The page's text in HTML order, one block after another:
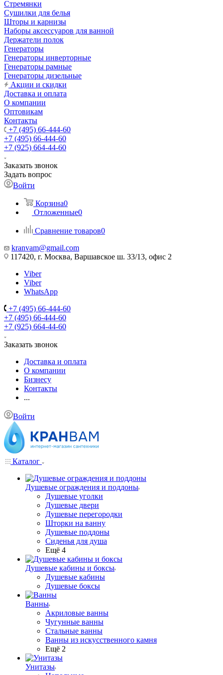
Стремянки
Сушилки для белья
Шторы и карнизы
Наборы аксессуаров для ванной
Держатели полок
Генераторы
Генераторы инверторные
Генераторы рамные
Генераторы дизельные
Акции и скидки
Доставка и оплата
О компании
Оптовикам
Контакты
+7 (495) 66-444-60
+7 (495) 66-444-60
+7 (925) 664-44-60
Заказать звонок
Задать вопрос
Войти
Корзина0
Отложенные0
Сравнение товаров0
kranvam@gmail.com
117420, г. Москва, Варшавское ш. 33/13, офис 2
Viber
Viber
WhatsApp
+7 (495) 66-444-60
+7 (495) 66-444-60
+7 (925) 664-44-60
Заказать звонок
Доставка и оплата
О компании
Бизнесу
Контакты
...
Войти
Каталог
Душевые ограждения и поддоны
Душевые уголки
Душевые двери
Душевые перегородки
Шторки на ванну
Душевые поддоны
Сиденья для душа
Ещё 4
Душевые кабины и боксы
Душевые кабины
Душевые боксы
Ванны
Акриловые ванны
Чугунные ванны
Стальные ванны
Ванны из искусственного камня
Ещё 2
Унитазы